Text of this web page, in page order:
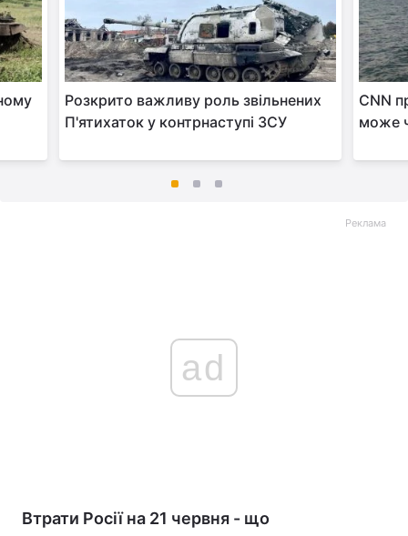
Розкрито важливу роль звільнених
П'ятихаток у контрнаступі ЗСУ
CNN
може
Реклама
ad
Втрати Росії на 21 червня - що